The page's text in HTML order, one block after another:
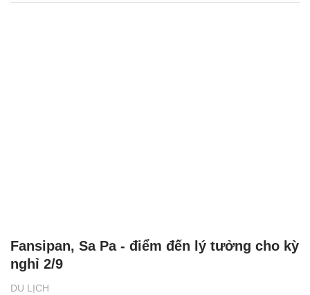
DU LỊCH
Fansipan, Sa Pa - điểm đến lý tưởng cho kỳ
nghỉ 2/9